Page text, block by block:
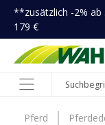
springen
**zusätzlich -2% ab
179 €
Pferd